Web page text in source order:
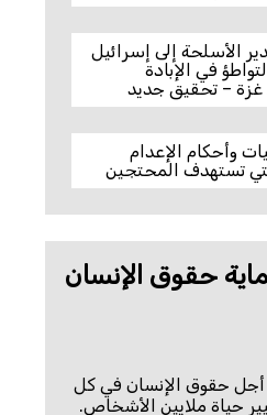
الأسلحة إلى إسرائيل
في الإبادة
غزة – تحقيق جديد
وأحكام الإعدام
تستهدف المحتجين
حقوق الإنسان
أجل حقوق الإنسان في كل
حياة ملايين الأشخاص.